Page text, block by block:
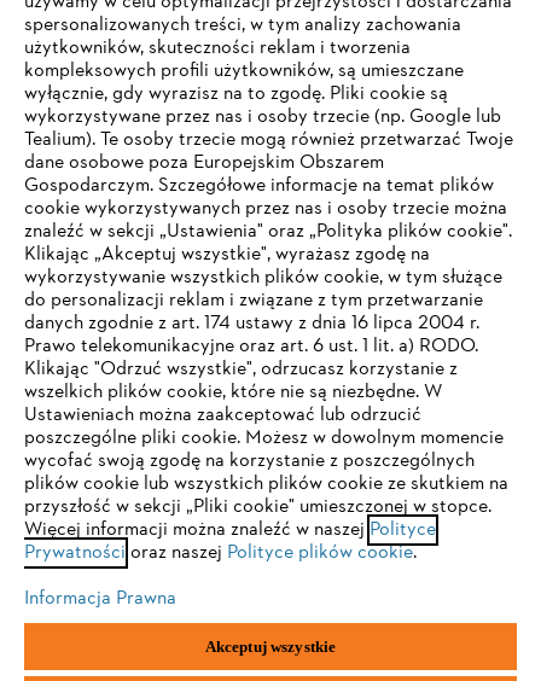
Firma
STIHL FAQ
Serwis
Polityka prywatności Wskazówki prawne Cookies
Informacje prawne
"ANDREAS STIHL" SP. Z O.O. z siedzibą w Sadach, 62-080 Tarnowo
TWOJA PRZEGLĄDARKA NIE JEST
OBSŁUGIWANA
Korzystasz z przeglądarki, której jeszcze nie obsługujemy. W
celu optymalnego korzystania z naszej strony zalecamy
przejście do jednej z następujących przeglądarek:
Firefox Chrome
spersonalizowanych treści, w tym analizy zachowania
użytkowników, skuteczności reklam i tworzenia
kompleksowych profili użytkowników, są umieszczane
wyłącznie, gdy wyrazisz na to zgodę. Pliki cookie są
wykorzystywane przez nas i osoby trzecie (np. Google lub
Tealium). Te osoby trzecie mogą również przetwarzać Twoje
dane osobowe poza Europejskim Obszarem
Gospodarczym. Szczegółowe informacje na temat plików
cookie wykorzystywanych przez nas i osoby trzecie można
znaleźć w sekcji „Ustawienia" oraz „Polityka plików cookie".
Klikając „Akceptuj wszystkie", wyrażasz zgodę na
wykorzystywanie wszystkich plików cookie, w tym służące
do personalizacji reklam i związane z tym przetwarzanie
danych zgodnie z art. 174 ustawy z dnia 16 lipca 2004 r.
Prawo telekomunikacyjne oraz art. 6 ust. 1 lit. a) RODO.
Klikając "Odrzuć wszystkie", odrzucasz korzystanie z
wszelkich plików cookie, które nie są niezbędne. W
Ustawieniach można zaakceptować lub odrzucić
poszczególne pliki cookie. Możesz w dowolnym momencie
wycofać swoją zgodę na korzystanie z poszczególnych
plików cookie lub wszystkich plików cookie ze skutkiem na
przyszłość w sekcji „Pliki cookie" umieszczonej w stopce.
Więcej informacji można znaleźć w naszej Polityce
Prywatności oraz naszej Polityce plików cookie.
Informacja Prawna
Akceptuj wszystkie